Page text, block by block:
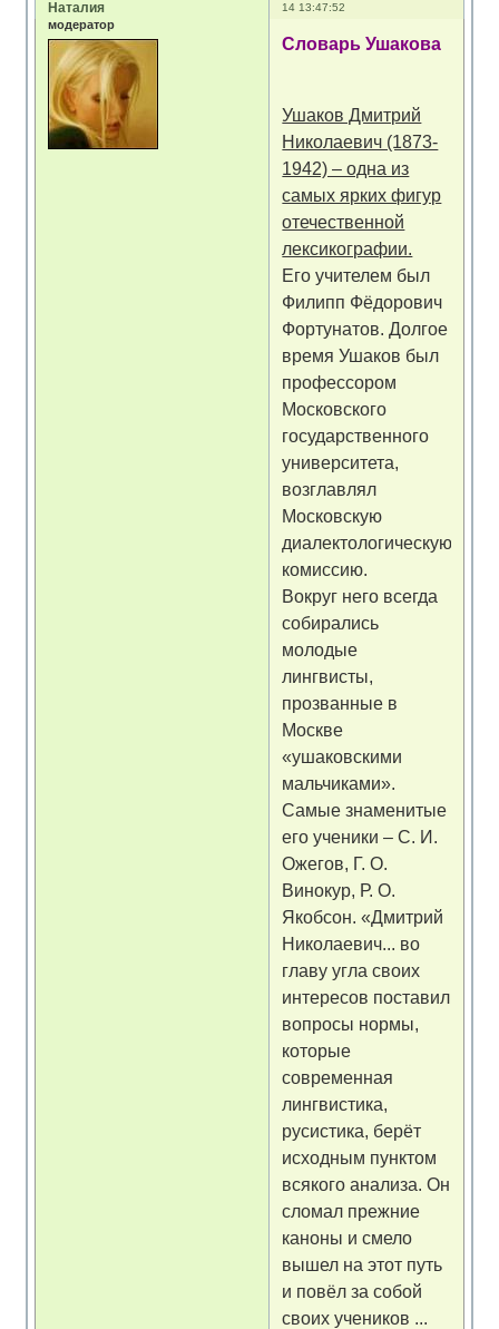
14 13:47:52
Наталия
модератор
Словарь Ушакова
Ушаков Дмитрий
Николаевич (1873-
1942) – одна из
самых ярких фигур
отечественной
лексикографии.
Его учителем был
Филипп Фёдорович
Фортунатов. Долгое
время Ушаков был
профессором
Московского
государственного
университета,
возглавлял
Московскую
диалектологическую
комиссию.
Вокруг него всегда
собирались
молодые
лингвисты,
прозванные в
Москве
«ушаковскими
мальчиками».
Самые знаменитые
его ученики – С. И.
Ожегов, Г. О.
Винокур, Р. О.
Якобсон. «Дмитрий
Николаевич... во
главу угла своих
интересов поставил
вопросы нормы,
которые
современная
лингвистика,
русистика, берёт
исходным пунктом
всякого анализа. Он
сломал прежние
каноны и смело
вышел на этот путь
и повёл за собой
своих учеников ...